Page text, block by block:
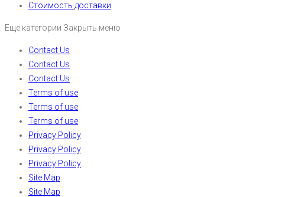
Стоимость доставки
Еще категории Закрыть меню
Contact Us
Contact Us
Contact Us
Terms of use
Terms of use
Terms of use
Privacy Policy
Privacy Policy
Privacy Policy
Site Map
Site Map